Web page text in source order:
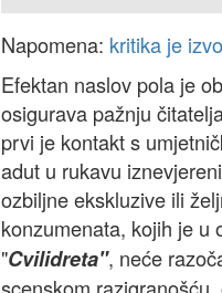
Napomena: kritika je
Efektan naslov pola je
osigurava pažnju
prvi je kontakt s
adut u rukavu
ozbiljne ekskluzive ili
konzumenata, kojih je u
"Cvilidreta", neće